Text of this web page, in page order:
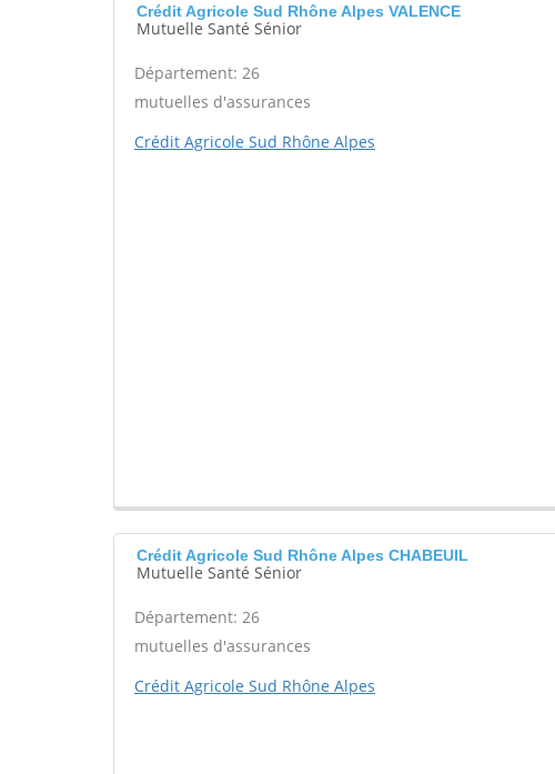
Crédit Agricole Sud Rhône Alpes VALENCE
Mutuelle Santé Sénior
Département: 26
mutuelles d'assurances
Crédit Agricole Sud Rhône Alpes
Crédit Agricole Sud Rhône Alpes CHABEUIL
Mutuelle Santé Sénior
Département: 26
mutuelles d'assurances
Crédit Agricole Sud Rhône Alpes